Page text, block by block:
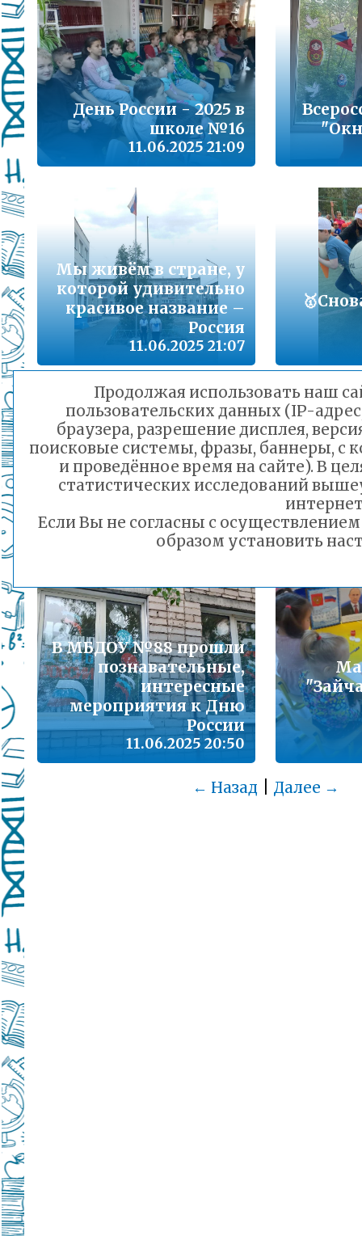
Подробнее...
Школа управленческого резерва: Ваш
Подробнее...
ВАШ РЕБЁНОК ИДЁТ В ДЕТСКИЙ САД
Подробнее...
Детский телефон доверия
«Горячая линия» для сообщения
находящихся в социально опасной
Подробнее...
Телефон горячей линии по вопросам
проведения государственной итоговой
образовательным программам основного
образования и среднего общего
Порядок предоставления льготного
малоимущих семей
Подробнее...
Горячая линия по вопросам школьного
30-21
дошкольного образования и тел 32-41-13
Подробнее...
День России - 2025 в
школе №16
11.06.2025 21:09
Мы живём в стране, у
которой удивительно
красивое название –
Россия
11.06.2025 21:07
12 июня дошколята
Родину
11.06.2025 21:01
В
В МБДОУ №88 прошли
познавательные,
интересные
мероприятия к Дню
России
11.06.2025 20:50
← Назад| Далее →
Продолжая использовать наш
пользовательских данных (IP-
браузера, разрешение дисплея,
поисковые системы, фразы, баннеры, с
и проведённое время на сайте). В
статистических исследований
Если Вы не согласны с
образом установить